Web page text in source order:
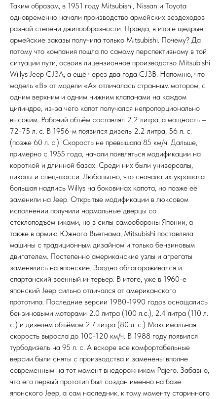
Таким образом, в 1951 году Mitsubishi, Nissan и Toyota
одновременно начали производство армейских вездеходов
разной степени джипообразности. Правда, в итоге щедрые
армейские заказы получила только Mitsubishi. Почему? Да
потому что компания пошла по самому перспективному в той
ситуации пути, освоив лицензионное производство Mitsubishi
Willys Jeep CJ3А, а ещё через два года CJ3B. Напомню, что
модель «B» от модели «А» отличалась странным мотором, с
одним верхним и одним нижним клапанами на каждом
цилиндре, из-за чего капот получался непропорционально
высоким. Рабочий объём составлял 2.2 литра, а мощность –
72-75 л. с. В 1956-м появился дизель 2.2 литра, 56 л. с.
(позже 60 л. с.). Скорость не превышала 85 км/ч. Дальше,
примерно с 1955 года, начали появляться модификации на
короткой и длинной базах. Среди них были универсалы,
пикапы и спец-шасси. Любопытно, что сначала их украшала
большая надпись Willys на боковинах капота, но позже её
заменили на Jeep. Открытые модификации в люксовом
исполнении получили нормальные дверцы со
стеклоподъёмниками, но в силы самообороны Японии, а
также в армию Южного Вьетнама, Mitsubishi поставляла
машины с традиционным дизайном и только бензиновым
двигателем. Постепенно американские узлы и агрегаты
заменялись на японские. Заодно облагораживался и
спартанский военный интерьер. В итоге, уже в 1960-е
японский Jeep сильно отличался от американского
прототипа. Последние версии 1980-1990 годов оснащались
бензиновыми моторами 2.0 литра (100 л.с.), 2.4 литра (110 л.
с.) и дизелем объёмом 2.7 литра (80 л. с.) Максимальная
скорость выросла до 100-120 км/ч. В 1988 году появился
турбодизель на 95 л. с. А вскоре все комфортабельные
версии были сняты с производства и заменены вполне
современным на тот момент внедорожником Pajero. Забавно,
что его первый прототип был создан именно на базе
японского Jeep, а сам наследник, к тому моменту старинного